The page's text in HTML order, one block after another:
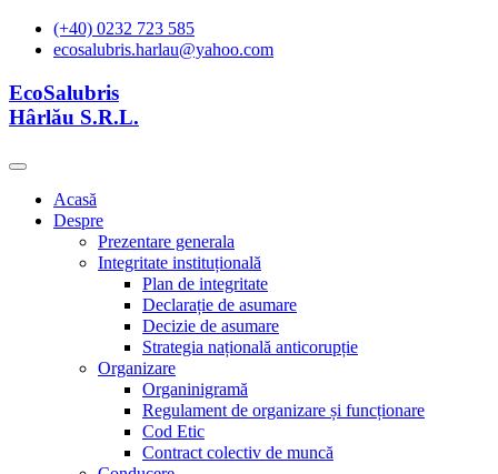
(+40) 0232 723 585
ecosalubris.harlau@yahoo.com
EcoSalubris
Hârlău S.R.L.
Acasă
Despre
Prezentare generala
Integritate instituțională
Plan de integritate
Declarație de asumare
Decizie de asumare
Strategia națională anticorupție
Organizare
Organinigramă
Regulament de organizare și funcționare
Cod Etic
Contract colectiv de muncă